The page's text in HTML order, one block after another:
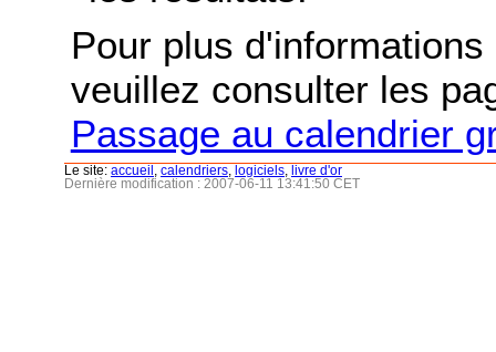
Pour plus
veuillez consulter les
Passage au calendrier
Le site: accueil calendriers logiciels
livre d'or
Dernière modification : 2007-06-11 13:41:50 CET